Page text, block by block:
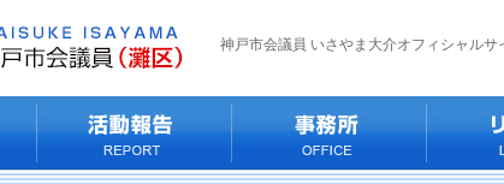
神戸市会議員 いさやま大介オフィシャルサ